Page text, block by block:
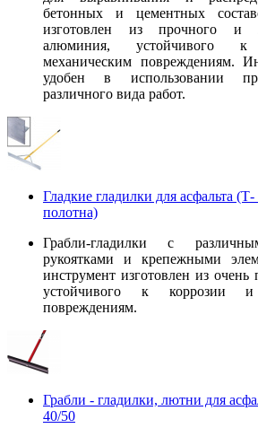
бетонных и цементных
изготовлен из прочного и
алюминия, устойчивого
механическим повреждениям.
удобен в использовании
различного вида работ.
Гладкие гладилки для асфальта
полотна)
Грабли-гладилки с
рукоятками и крепежными
инструмент изготовлен из очень
устойчивого к коррозии и
повреждениям.
Грабли - гладилки, лютни для
40/50